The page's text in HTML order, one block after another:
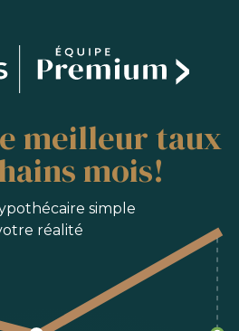
AUTORISATION
NOUS JOINDRE
meilleur taux
mois!
simple
réalité